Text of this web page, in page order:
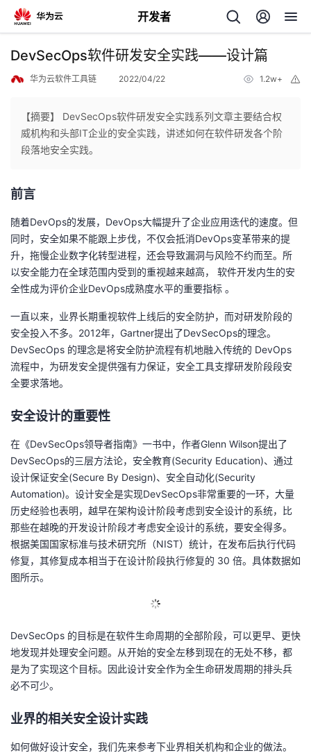
开发者
返
人
主
页
我
的
开
者
我
客论的
子
我
直
播
的
活
我
的
注
我
的
发
者
堂
我
的
课
程
我
的
认
我
的
验
我
收
藏
我
Programs
的
支
的
技
术
支
我
的
云
声
议
DevSecOps软件研发安全实践——设计篇
华为云软件工具链 2022/04/22 1.2w+
【摘要】 DevSecOps软件研发安全实践系列文章主要结合权
威机构和头部IT企业的安全实践，讲述如何在软件研发各个阶
段落地安全实践。
前言
随着DevOps的发展，DevOps大幅提升了企业应用迭代的速度。但
同时，安全如果不能跟上步伐，不仅会抵消DevOps变革带来的提
升，拖慢企业数字化转型进程，还会导致漏洞与风险不约而至。所
以安全能力在全球范围内受到的重视越来越高， 软件开发内生的安
全性成为评价企业DevOps成熟度水平的重要指标 。
一直以来，业界长期重视软件上线后的安全防护，而对研发阶段的
安全投入不多。2012年，Gartner提出了DevSecOps的理念。
DevSecOps 的理念是将安全防护流程有机地融入传统的 DevOps
流程中，为研发安全提供强有力保证，安全工具支撑研发阶段段安
全要求落地。
安全设计的重要性
在《DevSecOps领导者指南》一书中，作者Glenn Wilson提出了
DevSecOps的三层方法论，安全教育(Security Education)、通过
设计保证安全(Secure By Design)、安全自动化(Security
Automation)。设计安全是实现DevSecOps非常重要的一环，大量
历史经验也表明，越早在架构设计阶段考虑到安全设计的系统，比
那些在越晚的开发设计阶段才考虑安全设计的系统，要安全得多。
根据美国国家标准与技术研究所（NIST）统计，在发布后执行代码
修复，其修复成本相当于在设计阶段执行修复的 30 倍。具体数据如
图所示。
DevSecOps 的目标是在软件生命周期的全部阶段，可以更早、更快
地发现并处理安全问题。从开始的安全左移到现在的无处不移，都
是为了实现这个目标。因此设计安全作为全生命研发周期的排头兵
必不可少。
业界的相关安全设计实践
如何做好设计安全，我们先来参考下业界相关机构和企业的做法。